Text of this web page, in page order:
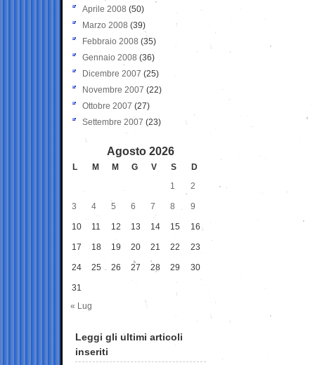
Aprile 2008 (50)
Marzo 2008 (39)
Febbraio 2008 (35)
Gennaio 2008 (36)
Dicembre 2007 (25)
Novembre 2007 (22)
Ottobre 2007 (27)
Settembre 2007 (23)
Agosto 2026
L M M G V S
D
1
2
3 4 5 6 7 8 9
10 11 12 13 14 15 16
17 18 19 20 21 22 23
24 25 26 27 28 29 30
31
« Lug
Leggi gli ultimi articoli
inseriti